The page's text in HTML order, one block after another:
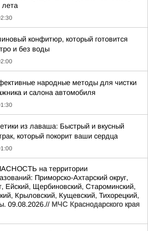
лета
конфитюр, который готовится
и без воды
народные методы для чистки
и салона автомобиля
из лаваша: Быстрый и вкусный
который покорит ваши сердца
на территории
Приморско-Ахтарский округ,
Ейский, Щербиновский, Староминский,
Крыловский, Кущевский, Тихорецкий,
09.08.2026.// МЧС Краснодарского края